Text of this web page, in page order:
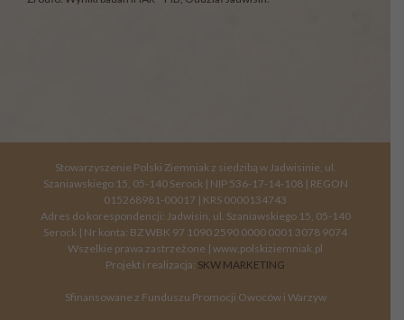
Stowarzyszenie Polski Ziemniak z siedzibą w Jadwisinie, ul.
Szaniawskiego 15, 05-140 Serock | NIP 536-17-14-108 | REGON
015268981-00017 | KRS 0000134743
Adres do korespondencji: Jadwisin, ul. Szaniawskiego 15, 05-140
Serock | Nr konta: BZ WBK 97 1090 2590 0000 0001 3078 9074
Wszelkie prawa zastrzeżone | www.polskiziemniak.pl
Projekt i realizacja: SKW MARKETING
Sfinansowane z Funduszu Promocji Owoców i Warzyw